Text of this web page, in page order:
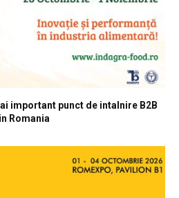
important punct de intalnire B2B
Romania